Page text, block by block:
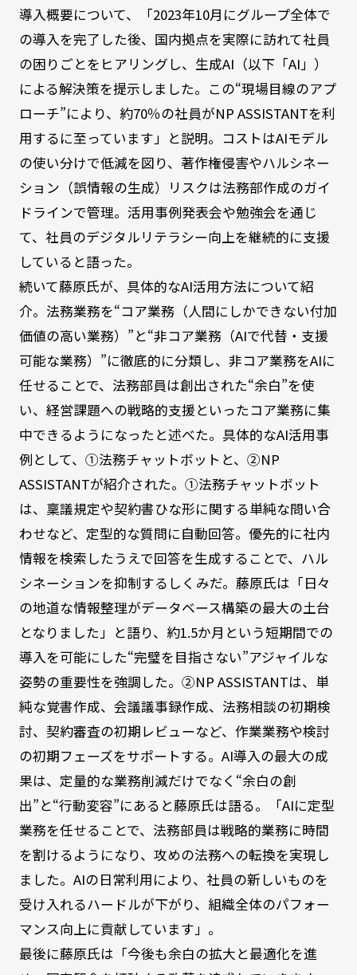
導入概要について、「2023年10月にグループ全体で
の導入を完了した後、国内拠点を実際に訪れて社員
の困りごとをヒアリングし、生成AI（以下「AI」）
による解決策を提示しました。この“現場目線のアプ
ローチ”により、約70％の社員がNP ASSISTANTを利
用するに至っています」と説明。コストはAIモデル
の使い分けで低減を図り、著作権侵害やハルシネー
ション（誤情報の生成）リスクは法務部作成のガイ
ドラインで管理。活用事例発表会や勉強会を通じ
て、社員のデジタルリテラシー向上を継続的に支援
していると語った。
続いて藤原氏が、具体的なAI活用方法について紹
介。法務業務を“コア業務（人間にしかできない付加
価値の高い業務）”と“非コア業務（AIで代替・支援
可能な業務）”に徹底的に分類し、非コア業務をAIに
任せることで、法務部員は創出された“余白”を使
い、経営課題への戦略的支援といったコア業務に集
中できるようになったと述べた。具体的なAI活用事
例として、①法務チャットボットと、②NP
ASSISTANTが紹介された。①法務チャットボット
は、稟議規定や契約書ひな形に関する単純な問い合
わせなど、定型的な質問に自動回答。優先的に社内
情報を検索したうえで回答を生成することで、ハル
シネーションを抑制するしくみだ。藤原氏は「日々
の地道な情報整理がデータベース構築の最大の土台
となりました」と語り、約1.5か月という短期間での
導入を可能にした“完璧を目指さない”アジャイルな
姿勢の重要性を強調した。②NP ASSISTANTは、単
純な覚書作成、会議議事録作成、法務相談の初期検
討、契約審査の初期レビューなど、作業業務や検討
の初期フェーズをサポートする。AI導入の最大の成
果は、定量的な業務削減だけでなく“余白の創
出”と“行動変容”にあると藤原氏は語る。「AIに定型
業務を任せることで、法務部員は戦略的業務に時間
を割けるようになり、攻めの法務への転換を実現し
ました。AIの日常利用により、社員の新しいものを
受け入れるハードルが下がり、組織全体のパフォー
マンス向上に貢献しています」。
最後に藤原氏は「今後も余白の拡大と最適化を進